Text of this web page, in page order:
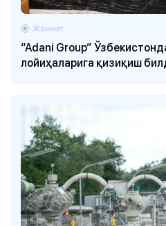
“Adani Group”
лойиҳаларига қизиқиш
Жамият